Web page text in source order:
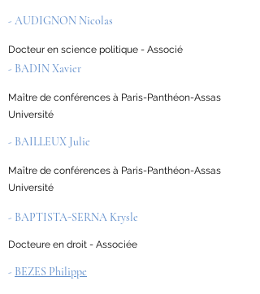
- AUDIGNON Nicolas
Docteur en science politique - Associé
- BADIN Xavier
Maître de conférences à Paris-Panthéon-Assas
Université
- BAILLEUX Julie
Maître de conférences à Paris-Panthéon-Assas
Université
- BAPTISTA-SERNA Krysle
Docteure en droit - Associée
- BEZES Philippe